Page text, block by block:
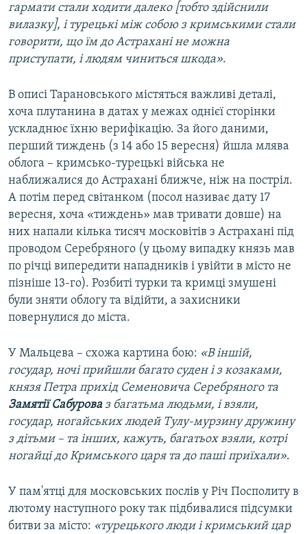
гармати стали ходити далеко [тобто здійснили
вилазку], і турецькі між собою з кримськими стали
говорити, що їм до Астрахані не можна
приступати, і людям чиниться шкода».
В описі Тарановського містяться важливі деталі,
хоча плутанина в датах у межах однієї сторінки
ускладнює їхню верифікацію. За його даними,
перший тиждень (з 14 або 15 вересня) йшла млява
облога – кримсько-турецькі війська не
наближалися до Астрахані ближче, ніж на постріл.
А потім перед світанком (посол називає дату 17
вересня, хоча «тиждень» мав тривати довше) на
них напали кілька тисяч московітів з Астрахані під
проводом Серебряного (у цьому випадку князь мав
по річці випередити нападників і увійти в місто не
пізніше 13-го). Розбиті турки та кримці змушені
були зняти облогу та відійти, а захисники
повернулися до міста.
У Мальцева – схожа картина бою: «В іншій,
государ, ночі прийшли багато суден і з козаками,
князя Петра прихід Семеновича Серебряного та
Замятії Сабуроваз багатьма людьми, і взяли,
государ, ногайських людей Тулу-мурзину дружину
з дітьми – та інших, кажуть, багатьох взяли, котрі
ногайці до Кримського царя та до паші приїхали».
У пам'ятці для московських послів у Річ Посполиту в
лютому наступного року так підбивалися підсумки
битви за місто: «турецького люди і кримський цар